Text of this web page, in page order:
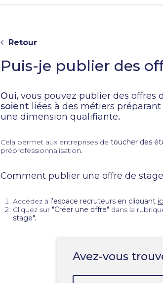
Retour
Puis-je publier des
Oui, vous pouvez publier des offres
soient liées à des métiers
une dimension qualifiante.
Cela permet aux entreprises de toucher des
préprofessionnalisation.
Comment publier une offre de
Accédez à l’espace recruteurs en cliquant
Cliquez sur "Créer une offre" dans la
stage".
Avez-vous